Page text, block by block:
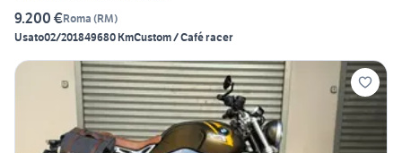
9.200 €Roma (RM)
Usato02/201849680 KmCustom / Café racer